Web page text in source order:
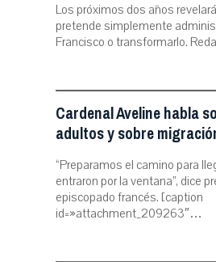
Los próximos dos años
pretende simplemente
Francisco o transformarlo.
Cardenal Aveline habla
adultos y sobre
“Preparamos el camino para
entraron por la ventana”, dice
episcopado francés. [caption
id=»attachment_209263″…